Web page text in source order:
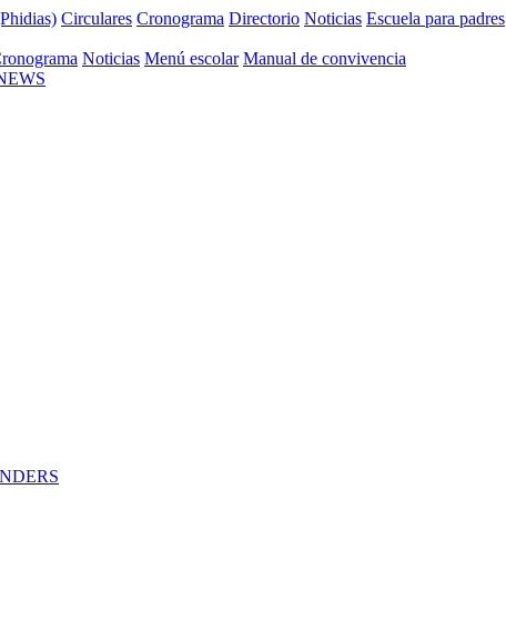
Circulares Cronograma Directorio Noticias Escuela para padres
Noticias Menú escolar Manual de convivencia